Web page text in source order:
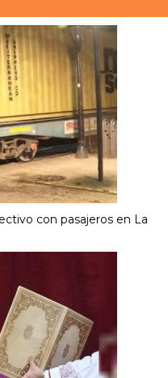
con pasajeros en La